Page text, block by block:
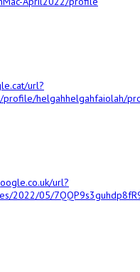
url?
profile/helgahhelgahfaiolah/
url?
2022/05/